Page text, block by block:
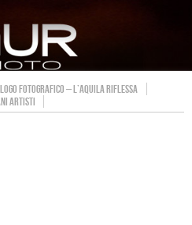
FOTOGRAFICO – L’AQUILA RIFLESSA
ARTISTI